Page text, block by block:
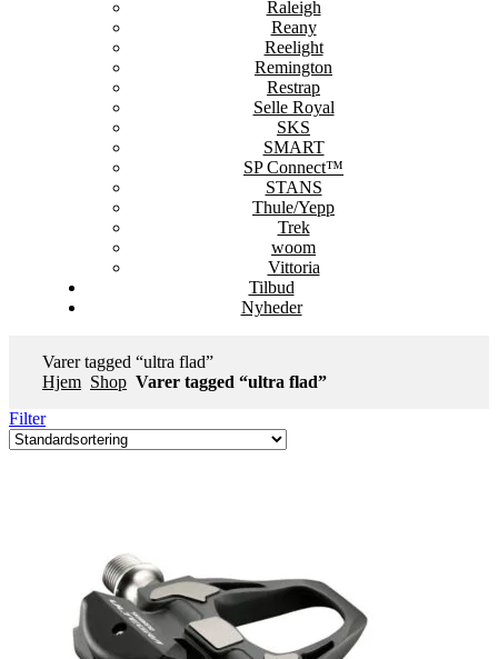
Raleigh
Reany
Reelight
Remington
Restrap
Selle Royal
SKS
SMART
SP Connect™
STANS
Thule/Yepp
Trek
woom
Vittoria
Tilbud
Nyheder
Varer tagged “ultra flad”
Hjem Shop Varer tagged “ultra flad”
Filter